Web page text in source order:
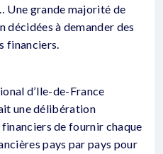
Une grande majorité de
décidées à demander des
financiers.
d’Ile-de-France
une délibération
de fournir chaque
pays par pays pour